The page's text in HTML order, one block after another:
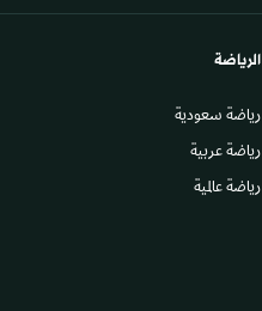
الرياضة
رياضة سعودية
رياضة عربية
رياضة عالمية